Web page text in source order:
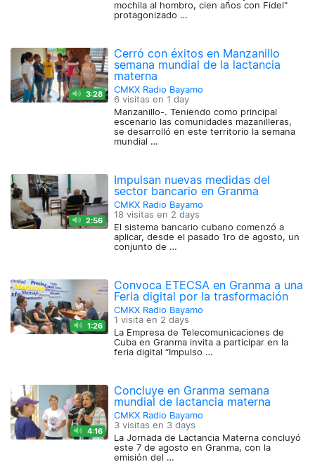
mochila al hombro, cien años con Fidel"
protagonizado …
3:28
Cerró con éxitos en Manzanillo
semana mundial de la lactancia
materna
CMKX Radio Bayamo
6 visitas en 1 day
Manzanillo-. Teniendo como principal
escenario las comunidades mazanilleras,
se desarrolló en este territorio la semana
mundial …
2:56
Impulsan nuevas medidas del
sector bancario en Granma
CMKX Radio Bayamo
18 visitas en 2 days
El sistema bancario cubano comenzó a
aplicar, desde el pasado 1ro de agosto, un
conjunto de …
1:26
Convoca ETECSA en Granma a una
Feria digital por la trasformación
CMKX Radio Bayamo
1 visita en 2 days
La Empresa de Telecomunicaciones de
Cuba en Granma invita a participar en la
feria digital “Impulso …
4:16
Concluye en Granma semana
mundial de lactancia materna
CMKX Radio Bayamo
3 visitas en 3 days
La Jornada de Lactancia Materna concluyó
este 7 de agosto en Granma, con la
emisión del …